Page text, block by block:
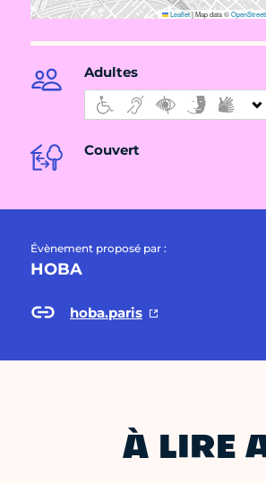
Leaflet|Map data ©
Adultes
Couvert
Évènement proposé par :
HOBA
hoba.paris
À LIRE